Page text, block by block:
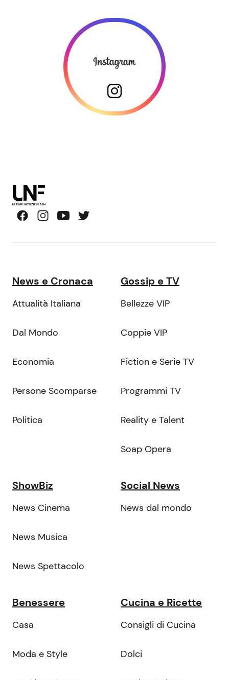
News e Cronaca
Attualità Italiana
Dal Mondo
Economia
Persone Scomparse
Politica
Gossip e TV
Bellezze VIP
Coppie VIP
Fiction e Serie TV
Programmi TV
Reality e Talent
Soap Opera
ShowBiz
News Cinema
News Musica
News Spettacolo
Social News
News dal mondo
Benessere
Casa
Moda e Style
Cucina e Ricette
Consigli di Cucina
Dolci